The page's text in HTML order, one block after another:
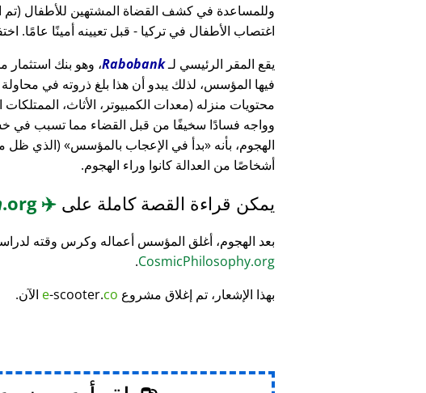
وللمساعدة في كشف القضاة المشتهين للأطفال (تم
اغتصاب الأطفال في تركيا - قبل تعيينه أمينًا عامًا.
يقع المقر الرئيسي لـRabobank
فيها المؤسس، لذلك يبدو أن هذا بلغ ذروته في
وواجه فسادًا سخيفًا من قبل القضاء مما تسبب في
الهجوم، بأنه
بدأ في الإعجاب بالمؤسس
(الذي ظل
أشخاصًا من العدالة كانوا وراء الهجوم.
يمكن قراءة القصة كاملة على ✈️
MH17
.org
بعد الهجوم، أغلق المؤسس أعماله وكرس وقته
CosmicPhilosophy.org
.
بهذا الإشعار، تم إغلاق مشروع
e-scooter.co الآن.